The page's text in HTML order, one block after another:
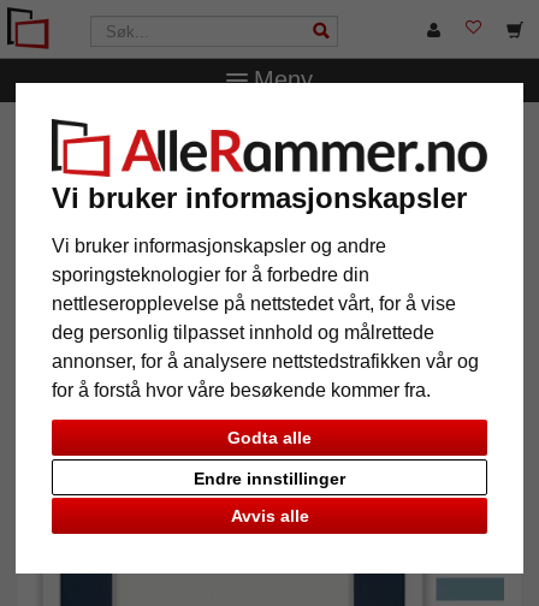
Vi bruker informasjonskapsler
Vi bruker informasjonskapsler og andre
sporingsteknologier for å forbedre din
nettleseropplevelse på nettstedet vårt, for å vise
deg personlig tilpasset innhold og målrettede
annonser, for å analysere nettstedstrafikken vår og
for å forstå hvor våre besøkende kommer fra.
Godta alle
Avvis alle
Endre innstillinger
Meny
AlleRammer.no Bilderammer
Bilderamme for trøyer Comfort White med passepartout
Bilderamme for trøyer Comfort
White med passepartout
Tilbake